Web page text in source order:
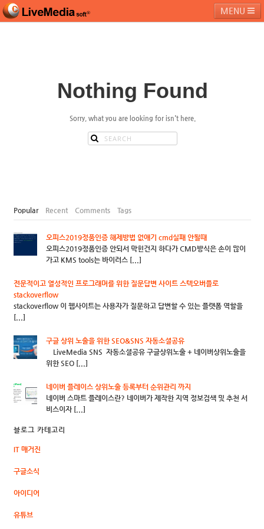
MENU
Nothing Found
Sorry, what you are looking for isn't here.
Popular Recent Comments Tags
오피스2019정품인증 해제방법 없애기 cmd실패 안될때
오피스2019정품인증 안되서 막힌건지 하다가 CMD방식은 손이 많이
가고 KMS tools는 바이러스 [...]
전문적이고 열성적인 프로그래머를 위한 질문답변 사이트 스텍오버플로
stackoverflow
stackoverflow 이 웹사이트는 사용자가 질문하고 답변할 수 있는 플랫폼 역할을
[...]
구글 상위 노출을 위한 SEO&SNS 자동소셜공유
LiveMedia SNS 자동소셜공유 구글상위노출 + 네이버상위노출을
위한 SEO [...]
네이버 플레이스 상위노출 등록부터 순위관리 까지
네이버 스마트 플레이스란? 네이버가 제작한 지역 정보검색 및 추천 서
비스이자 [...]
블로그 카테고리
IT 매거진
구글소식
아이디어
유튜브